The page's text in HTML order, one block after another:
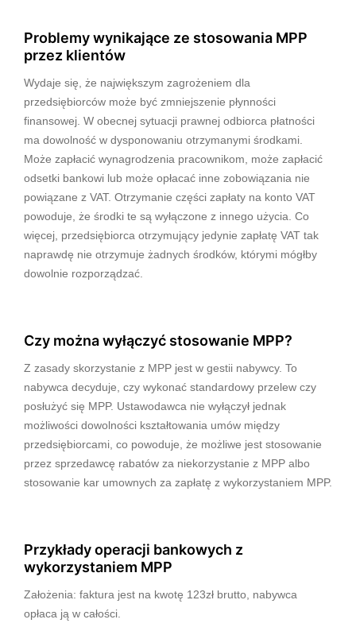
Problemy wynikające ze stosowania MPP
przez klientów
Wydaje się, że największym zagrożeniem dla
przedsiębiorców może być zmniejszenie płynności
finansowej. W obecnej sytuacji prawnej odbiorca płatności
ma dowolność w dysponowaniu otrzymanymi środkami.
Może zapłacić wynagrodzenia pracownikom, może zapłacić
odsetki bankowi lub może opłacać inne zobowiązania nie
powiązane z VAT. Otrzymanie części zapłaty na konto VAT
powoduje, że środki te są wyłączone z innego użycia. Co
więcej, przedsiębiorca otrzymujący jedynie zapłatę VAT tak
naprawdę nie otrzymuje żadnych środków, którymi mógłby
dowolnie rozporządzać.
Czy można wyłączyć stosowanie MPP?
Z zasady skorzystanie z MPP jest w gestii nabywcy. To
nabywca decyduje, czy wykonać standardowy przelew czy
posłużyć się MPP. Ustawodawca nie wyłączył jednak
możliwości dowolności kształtowania umów między
przedsiębiorcami, co powoduje, że możliwe jest stosowanie
przez sprzedawcę rabatów za niekorzystanie z MPP albo
stosowanie kar umownych za zapłatę z wykorzystaniem MPP.
Przykłady operacji bankowych z
wykorzystaniem MPP
Założenia: faktura jest na kwotę 123zł brutto, nabywca
opłaca ją w całości.